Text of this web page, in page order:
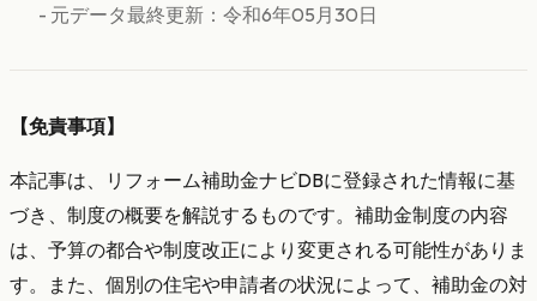
- 元データ最終更新：令和6年05月30日
【免責事項】
本記事は、リフォーム補助金ナビDBに登録された情報に基
づき、制度の概要を解説するものです。補助金制度の内容
は、予算の都合や制度改正により変更される可能性がありま
す。また、個別の住宅や申請者の状況によって、補助金の対